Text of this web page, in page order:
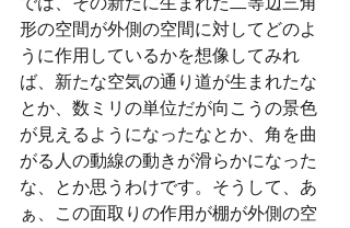
形の空間が外側の空間に対してどのよ
うに作用しているかを想像してみれ
ば、新たな空気の通り道が生まれたな
とか、数ミリの単位だが向こうの景色
が見えるようになったなとか、角を曲
がる人の動線の動きが滑らかになった
な、とか思うわけです。そうして、あ
ぁ、この面取りの作用が棚が外側の空